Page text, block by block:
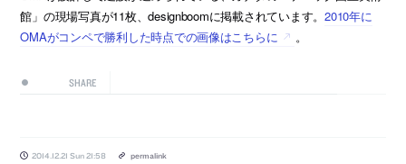
館」の現場写真が11枚、designboomに掲載されています。2010年に
OMAがコンペで勝利した時点での画像はこちらに
。
SHARE
2014.12.21 Sun 21:58 permalink